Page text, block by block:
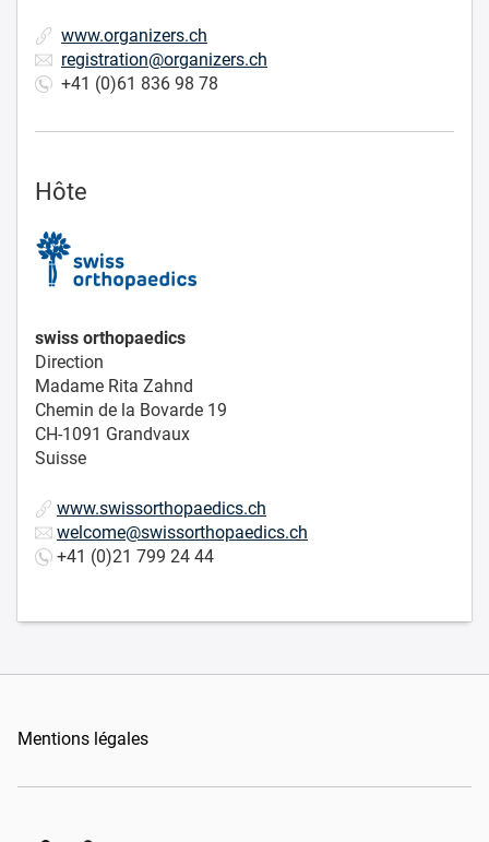
www.organizers.ch
registration@organizers.ch
+41 (0)61 836 98 78
Hôte
swiss orthopaedics
Direction
Madame Rita Zahnd
Chemin de la Bovarde 19
CH-1091 Grandvaux
Suisse
www.swissorthopaedics.ch
welcome@swissorthopaedics.ch
+41 (0)21 799 24 44
Mentions légales